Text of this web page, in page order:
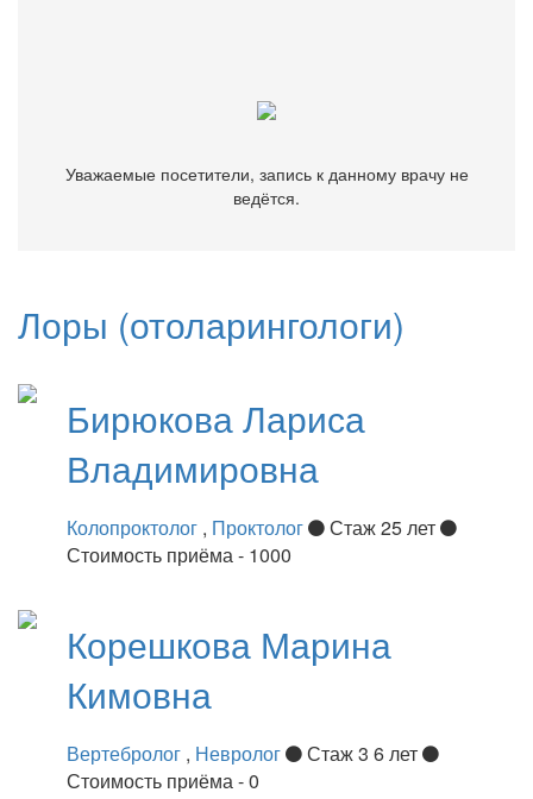
Уважаемые посетители, запись к данному врачу не
ведётся.
Лоры (отоларингологи)
БирюковаЛариса
Владимировна
Колопроктолог , Проктолог
Стаж 25 лет
Стоимость приёма - 1000
Корешкова Марина
Кимовна
Вертебролог , Невролог
Стаж 3 6 лет
Стоимость приёма - 0